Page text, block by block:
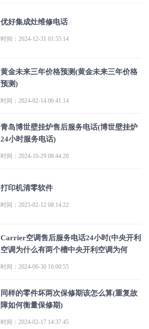
优好集成灶维修电话
时间：2024-12-31 01:55:14
黄金未来三年价格预测(黄金未来三年价格
预测)
时间：2024-02-14 06:41:14
青岛博世壁挂炉售后服务电话(博世壁挂炉
24小时服务电话)
时间：2024-10-29 08:44:28
打印机清零软件
时间：2025-02-12 08:14:22
Carrier空调售后服务电话24小时(中央开利
空调为什么有两个槽中央开利空调为何
时间：2024-06-30 16:00:55
同样的零件坏两次保修期该怎么算(重复故
障如何衡量保修期)
时间：2024-02-17 14:37:45